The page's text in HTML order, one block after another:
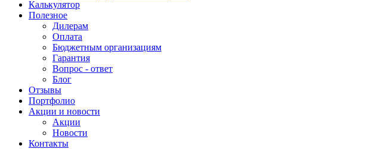
Калькулятор
Полезное
Дилерам
Оплата
Бюджетным организациям
Гарантия
Вопрос - ответ
Блог
Отзывы
Портфолио
Акции и новости
Акции
Новости
Контакты